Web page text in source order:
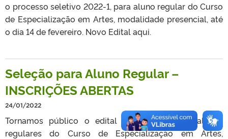
o processo seletivo 2022-1, para aluno regular do Curso
de Especialização em Artes, modalidade presencial, até
o dia 14 de fevereiro. Novo Edital aqui.
Seleção para Aluno Regular –
INSCRIÇÕES ABERTAS
24/01/2022
Tornamos público o edital de seleção para alunos
regulares do Curso de Especialização em Artes,